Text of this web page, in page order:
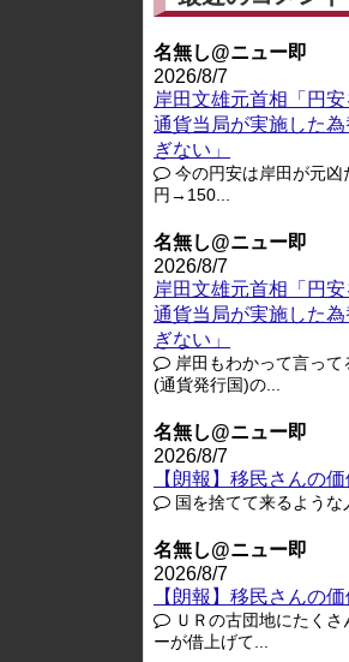
名無し@ニュー即
2026/8/7
岸田文雄元首相「円
通貨当局が実施した
ぎない」
今の円安は岸田が元
円→150...
名無し@ニュー即
2026/8/7
岸田文雄元首相「円
通貨当局が実施した
ぎない」
岸田もわかって言っ
(通貨発行国)の...
名無し@ニュー即
2026/8/7
【朗報】移民さんの
国を捨てて来るような
名無し@ニュー即
2026/8/7
【朗報】移民さんの
ＵＲの古団地にたく
ーが借上げて...